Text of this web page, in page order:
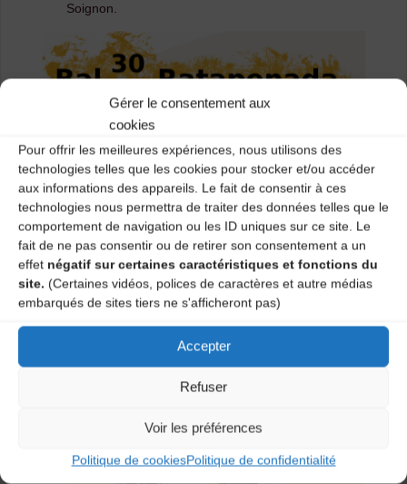
Gérer le consentement aux
cookies
Pour offrir les meilleures expériences, nous utilisons des
technologies telles que les cookies pour stocker et/ou accéder
aux informations des appareils. Le fait de consentir à ces
technologies nous permettra de traiter des données telles que le
comportement de navigation ou les ID uniques sur ce site. Le
fait de ne pas consentir ou de retirer son consentement a un
effet négatif sur certaines caractéristiques et fonctions du
site. (Certaines vidéos, polices de caractères et autre médias
embarqués de sites tiers ne s'afficheront pas)
Accepter
Refuser
Voir les préférences
Politique de cookiesPolitique de confidentialité
Soignon.